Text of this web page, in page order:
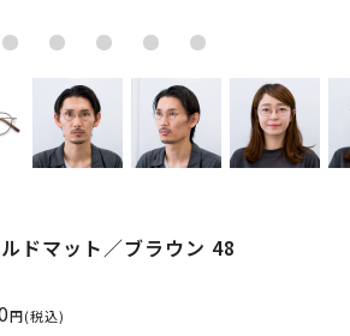
ドマット／ブラウン 48
円(税込)